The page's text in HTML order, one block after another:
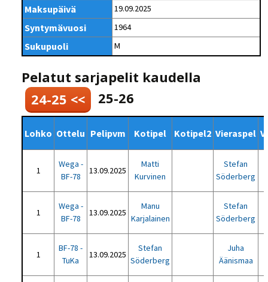
Maksupäivä 19.09.2025
Syntymävuosi 1964
Sukupuoli M
Pelatut sarjapelit kaudella
24-25 <<
25-26
Lohko Ottelu Pelipvm Kotipel Kotipel2 Vieraspel
1
Wega -
BF-78
13.09.2025
Matti
Kurvinen
Stefan
Söderberg
1
Wega -
BF-78
13.09.2025
Manu
Karjalainen
Stefan
Söderberg
1
BF-78 -
TuKa
13.09.2025
Stefan
Söderberg
Juha
Äänismaa